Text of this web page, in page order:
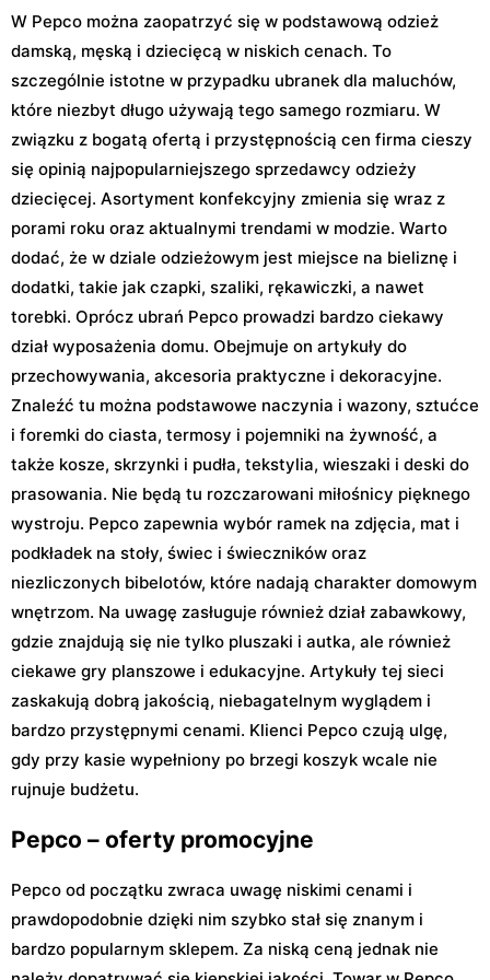
W Pepco można zaopatrzyć się w podstawową odzież
damską, męską i dziecięcą w niskich cenach. To
szczególnie istotne w przypadku ubranek dla maluchów,
które niezbyt długo używają tego samego rozmiaru. W
związku z bogatą ofertą i przystępnością cen firma cieszy
się opinią najpopularniejszego sprzedawcy odzieży
dziecięcej. Asortyment konfekcyjny zmienia się wraz z
porami roku oraz aktualnymi trendami w modzie. Warto
dodać, że w dziale odzieżowym jest miejsce na bieliznę i
dodatki, takie jak czapki, szaliki, rękawiczki, a nawet
torebki. Oprócz ubrań Pepco prowadzi bardzo ciekawy
dział wyposażenia domu. Obejmuje on artykuły do
przechowywania, akcesoria praktyczne i dekoracyjne.
Znaleźć tu można podstawowe naczynia i wazony, sztućce
i foremki do ciasta, termosy i pojemniki na żywność, a
także kosze, skrzynki i pudła, tekstylia, wieszaki i deski do
prasowania. Nie będą tu rozczarowani miłośnicy pięknego
wystroju. Pepco zapewnia wybór ramek na zdjęcia, mat i
podkładek na stoły, świec i świeczników oraz
niezliczonych bibelotów, które nadają charakter domowym
wnętrzom. Na uwagę zasługuje również dział zabawkowy,
gdzie znajdują się nie tylko pluszaki i autka, ale również
ciekawe gry planszowe i edukacyjne. Artykuły tej sieci
zaskakują dobrą jakością, niebagatelnym wyglądem i
bardzo przystępnymi cenami. Klienci Pepco czują ulgę,
gdy przy kasie wypełniony po brzegi koszyk wcale nie
rujnuje budżetu.
Pepco – oferty promocyjne
Pepco od początku zwraca uwagę niskimi cenami i
prawdopodobnie dzięki nim szybko stał się znanym i
bardzo popularnym sklepem. Za niską ceną jednak nie